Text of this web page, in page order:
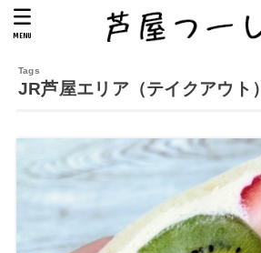
MENU
JR芦屋エリア（テイクアウト）